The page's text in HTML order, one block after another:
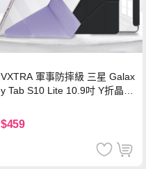
VXTRA 軍事防摔級 三星 Galax
y Tab S10 Lite 10.9吋 Y折晶透
$459